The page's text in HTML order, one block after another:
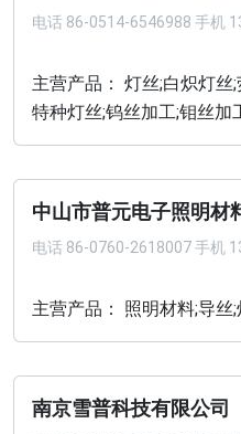
电话 86-0514-6546988 手机
主营产品： 灯丝;白炽灯丝
特种灯丝;钨丝加工;钼丝加
中山市普元电子照明材
电话 86-0760-2618007 手机
主营产品： 照明材料;导丝;
南京雪普科技有限公司